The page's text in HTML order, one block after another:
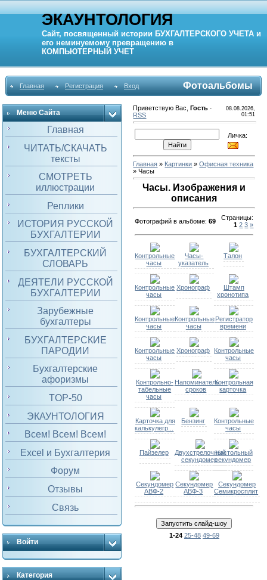
ЭКАУНТОЛОГИЯ
Сайт, посвященный истории БУХГАЛТЕРСКОГО УЧЕТА и
его неминуемому превращению в
КОМПЬЮТЕРНЫЙ УЧЕТ
Главная Регистрация Вход Фотоальбомы
Меню Сайта
Главная
ЧИТАТЬ/СКАЧАТЬ
тексты
СМОТРЕТЬ
иллюстрации
Реплики
ИСТОРИЯ РУССКОЙ
БУХГАЛТЕРИИ
БУХГАЛТЕРСКИЙ
СЛОВАРЬ
ДЕЯТЕЛИ РУССКОЙ
БУХГАЛТЕРИИ
Зарубежные
бухгалтеры
БУХГАЛТЕРСКИЕ
ПАРОДИИ
Бухгалтерские
афоризмы
TOP-50
ЭКАУНТОЛОГИЯ
Всем! Всем! Всем!
Excel и Бухгалтерия
Форум
Отзывы
Связь
Войти
Категория
Приветствую Вас ,Гость ·
RSS
08.08.2026,
01:51
Личка:
Главная » Картинки »Офисная техника
» Часы
Часы. Изображения и
описания
Фотографий в альбоме:69 Страницы:
1 2 3 »
Контрольные
часы
Часы-
указатель
Талон
Контрольные
часы
Хронограф
Штамп
хронотипа
Контрольные
часы
Контрольные
часы
Регистратор
времени
Контрольные
часы
Хронограф
Контрольные
часы
Контрольно-
табельные
часы
Напоминатель
сроков
Контрольная
карточка
Карточка для
калькулегр...
Бензинг
Контрольные
часы
Пайзелер
Двухстрелочный
секундомер
Настольный
секундомер
Секундомер
АВФ-2
Секундомер
АВФ-3
Секундомер
Семикросплит
1-24 25-48 49-69